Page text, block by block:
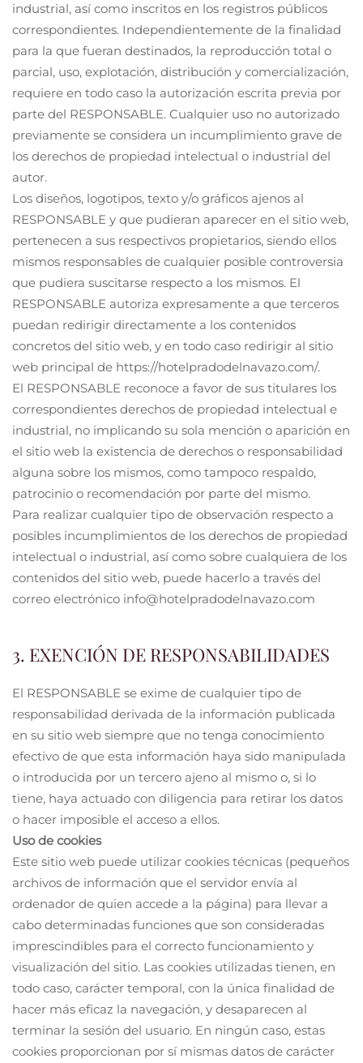
industrial, así como inscritos en los registros públicos
correspondientes. Independientemente de la finalidad
para la que fueran destinados, la reproducción total o
parcial, uso, explotación, distribución y comercialización,
requiere en todo caso la autorización escrita previa por
parte del RESPONSABLE. Cualquier uso no autorizado
previamente se considera un incumplimiento grave de
los derechos de propiedad intelectual o industrial del
autor.
Los diseños, logotipos, texto y/o gráficos ajenos al
RESPONSABLE y que pudieran aparecer en el sitio web,
pertenecen a sus respectivos propietarios, siendo ellos
mismos responsables de cualquier posible controversia
que pudiera suscitarse respecto a los mismos. El
RESPONSABLE autoriza expresamente a que terceros
puedan redirigir directamente a los contenidos
concretos del sitio web, y en todo caso redirigir al sitio
web principal de https://hotelpradodelnavazo.com/.
El RESPONSABLE reconoce a favor de sus titulares los
correspondientes derechos de propiedad intelectual e
industrial, no implicando su sola mención o aparición en
el sitio web la existencia de derechos o responsabilidad
alguna sobre los mismos, como tampoco respaldo,
patrocinio o recomendación por parte del mismo.
Para realizar cualquier tipo de observación respecto a
posibles incumplimientos de los derechos de propiedad
intelectual o industrial, así como sobre cualquiera de los
contenidos del sitio web, puede hacerlo a través del
correo electrónico info@hotelpradodelnavazo.com
3. EXENCIÓN DE RESPONSABILIDADES
El RESPONSABLE se exime de cualquier tipo de
responsabilidad derivada de la información publicada
en su sitio web siempre que no tenga conocimiento
efectivo de que esta información haya sido manipulada
o introducida por un tercero ajeno al mismo o, si lo
tiene, haya actuado con diligencia para retirar los datos
o hacer imposible el acceso a ellos.
Uso de cookies
Este sitio web puede utilizar cookies técnicas (pequeños
archivos de información que el servidor envía al
ordenador de quien accede a la página) para llevar a
cabo determinadas funciones que son consideradas
imprescindibles para el correcto funcionamiento y
visualización del sitio. Las cookies utilizadas tienen, en
todo caso, carácter temporal, con la única finalidad de
hacer más eficaz la navegación, y desaparecen al
terminar la sesión del usuario. En ningún caso, estas
cookies proporcionan por sí mismas datos de carácter